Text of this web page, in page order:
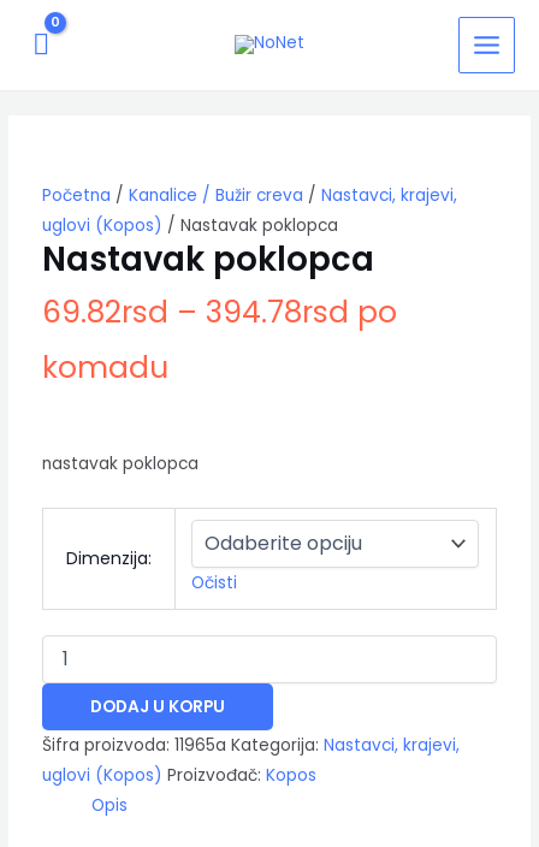
MAIN
MENU
Početna / Kanalice / Bužir creva / Nastavci, krajevi,
uglovi (Kopos) / Nastavak poklopca
Nastavak poklopca
69.82rsd – 394.78rsd po
komadu
nastavak poklopca
Dimenzija:
Očisti
DODAJ U KORPU
Šifra proizvoda: 11965a Kategorija: Nastavci, krajevi,
uglovi (Kopos) Proizvođač: Kopos
Opis